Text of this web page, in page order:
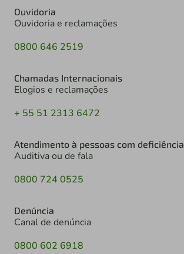
Ouvidoria
Ouvidoria e reclamações
0800 646 2519
Chamadas Internacionais
Elogios e reclamações
+ 55 51 2313 6472
Atendimento à pessoas com deficiência
Auditiva ou de fala
0800 724 0525
Denúncia
Canal de denúncia
0800 602 6918